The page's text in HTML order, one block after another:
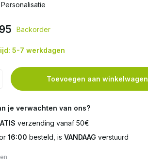
Backorder
5-7 werkdagen
Toevoegen aan winkelwagen
je verwachten van ons?
verzending vanaf 50€
16:00 besteld, is VANDAAG verstuurd